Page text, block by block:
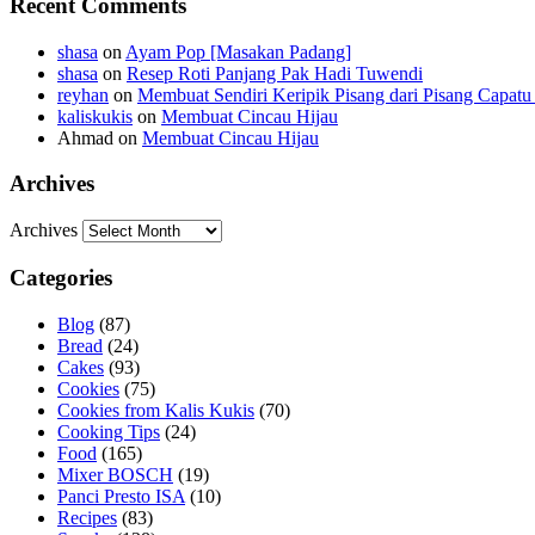
Recent Comments
shasa on Ayam Pop [Masakan Padang]
shasa on Resep Roti Panjang Pak Hadi Tuwendi
reyhan on Membuat Sendiri Keripik Pisang dari Pisang Capatu
kaliskukis on Membuat Cincau Hijau
Ahmad on Membuat Cincau Hijau
Archives
Archives
Categories
Blog (87)
Bread (24)
Cakes (93)
Cookies (75)
Cookies from Kalis Kukis (70)
Cooking Tips (24)
Food (165)
Mixer BOSCH (19)
Panci Presto ISA (10)
Recipes (83)